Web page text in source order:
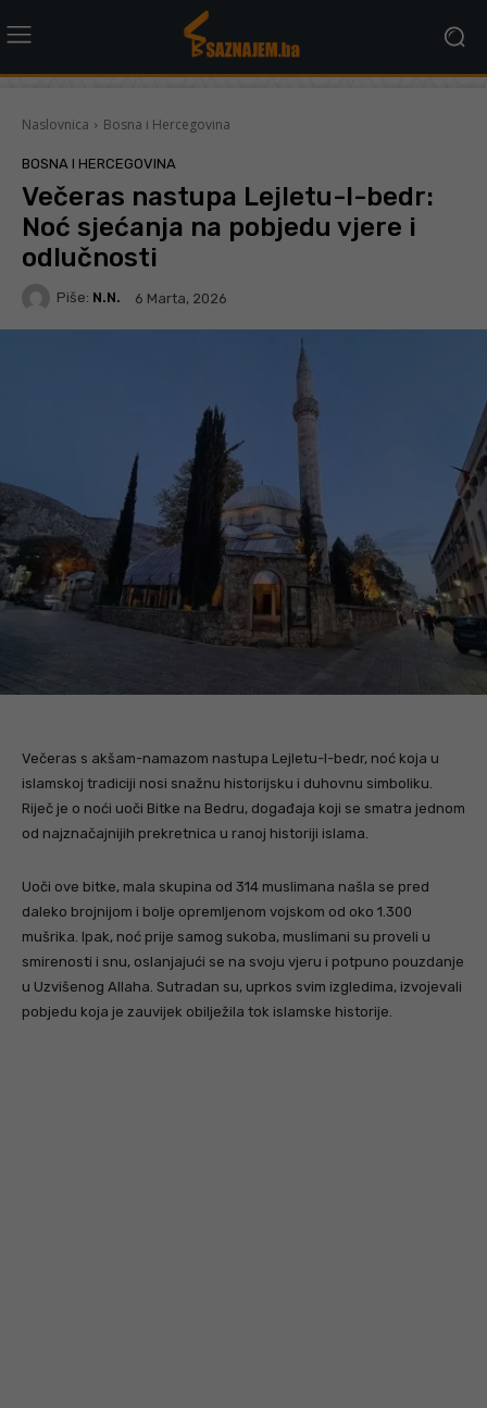
Naslovnica Bosna i Hercegovina
BOSNA I HERCEGOVINA
Večeras nastupa Lejletu-l-bedr:
Noć sjećanja na pobjedu vjere i
odlučnosti
Piše: N.N. 6 Marta, 2026
Večeras s akšam-namazom nastupa Lejletu-l-bedr, noć koja u
islamskoj tradiciji nosi snažnu historijsku i duhovnu simboliku.
Riječ je o noći uoči Bitke na Bedru, događaja koji se smatra jednom
od najznačajnijih prekretnica u ranoj historiji islama.
Uoči ove bitke, mala skupina od 314 muslimana našla se pred
daleko brojnijom i bolje opremljenom vojskom od oko 1.300
mušrika. Ipak, noć prije samog sukoba, muslimani su proveli u
smirenosti i snu, oslanjajući se na svoju vjeru i potpuno pouzdanje
u Uzvišenog Allaha. Sutradan su, uprkos svim izgledima, izvojevali
pobjedu koja je zauvijek obilježila tok islamske historije.